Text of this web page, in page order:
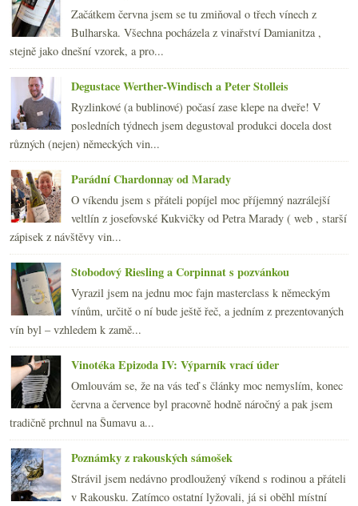
►července(18)
►června(22)
►května(20)
►dubna
►března (23)
►února(20)
ledna (20)
2008
►2007(108)
Začátkem června jsem se tu zmiňoval o třech vínech z
Bulharska. Všechna pocházela z vinařství Damianitza ,
stejně jako dnešní vzorek, a pro...
Degustace Werther-Windisch a Peter Stolleis
Ryzlinkové (a bublinové) počasí zase klepe na dveře! V
posledních týdnech jsem degustoval produkci docela dost
různých (nejen) německých vin...
Parádní Chardonnay od Marady
O víkendu jsem s přáteli popíjel moc příjemný nazrálejší
veltlín z josefovské Kukvičky od Petra Marady ( web , starší
zápisek z návštěvy vin...
Stobodový Riesling a Corpinnat s pozvánkou
Vyrazil jsem na jednu moc fajn masterclass k německým
vínům, určitě o ní bude ještě řeč, a jedním z prezentovaných
vín byl – vzhledem k zamě...
Vinotéka Epizoda IV: Výparník vrací úder
Omlouvám se, že na vás teď s články moc nemyslím, konec
června a července byl pracovně hodně náročný a pak jsem
tradičně prchnul na Šumavu a...
Poznámky z rakouských sámošek
Strávil jsem nedávno prodloužený víkend s rodinou a přáteli
v Rakousku. Zatímco ostatní lyžovali, já si oběhl místní